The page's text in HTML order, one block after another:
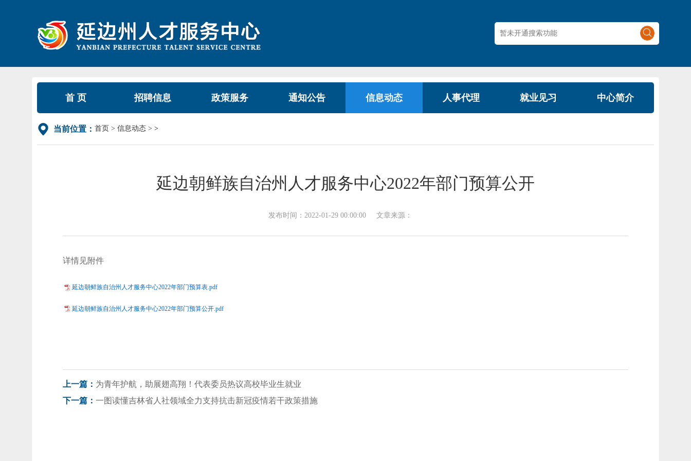
首 页 招聘信息 政策服务 通知公告 信息动态 人事代理 就业见习 中心简介
当前位置： 首页 信息动态 >
延边朝鲜族自治州人才服务中心2022年部门预算公开
发布时间：2022-01-29 00:00:00 文章来源：
详情见附件
延边朝鲜族自治州人才服务中心2022年部门预算表.pdf
延边朝鲜族自治州人才服务中心2022年部门预算公开.pdf
上一篇： 为青年护航，助展翅高翔！代表委员热议高校毕业生就业
下一篇： 一图读懂吉林省人社领域全力支持抗击新冠疫情若干政策措施